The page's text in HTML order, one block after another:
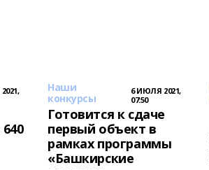
Наши
конкурсы
6 ИЮЛЯ 2021,
07:50
Готовится к сдаче
первый объект в
рамках программы
«Башкирские